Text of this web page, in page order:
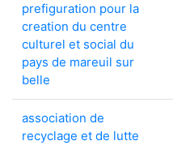
prefiguration pour la
creation du centre
culturel et social du
pays de mareuil sur
belle
association de
recyclage et de lutte